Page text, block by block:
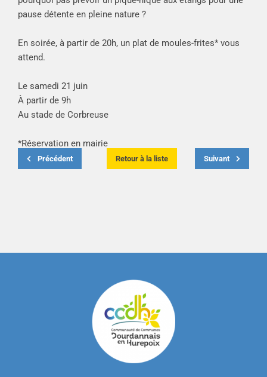
pause détente en pleine nature ?
En soirée, à partir de 20h, un plat de moules-frites* vous
attend.
Le samedi 21 juin
À partir de 9h
Au stade de Corbreuse
*Réservation en mairie
Précédent Retour à la liste Suivant